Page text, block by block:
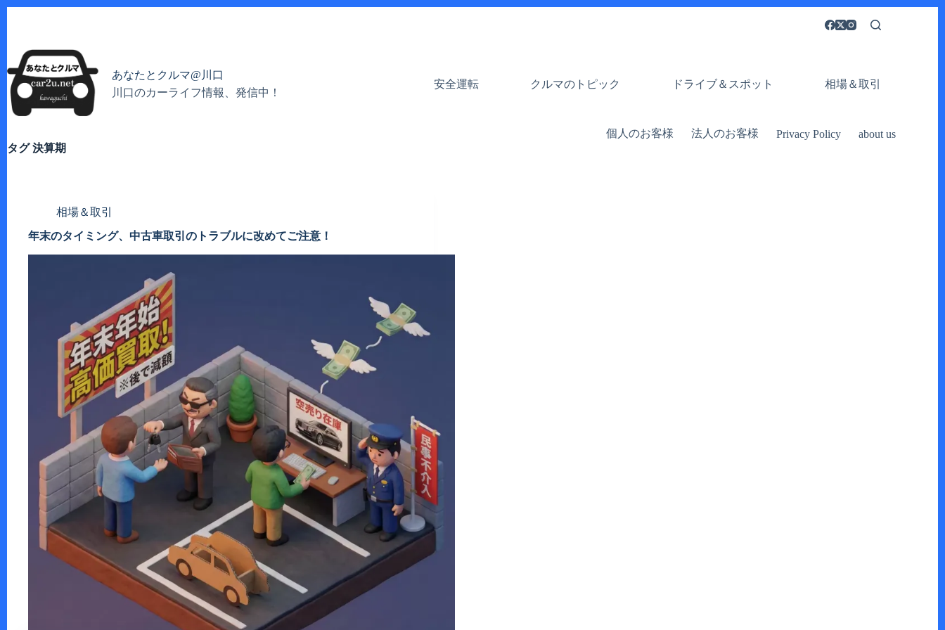
ツ
へ
ス
キ
プ
あなたとクルマ@川口
川口のカーライフ情報、発信中！
安全運転 クルマのトピック ドライブ＆スポット 相場＆取引
個人のお客様 法人のお客様 Privacy Policy
about us
タグ決算期
相場＆取引
年末のタイミング、中古車取引のトラブルに改めてご注意！